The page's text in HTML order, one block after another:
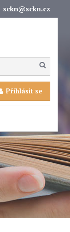
sckn@sckn.cz
Přihlásit se